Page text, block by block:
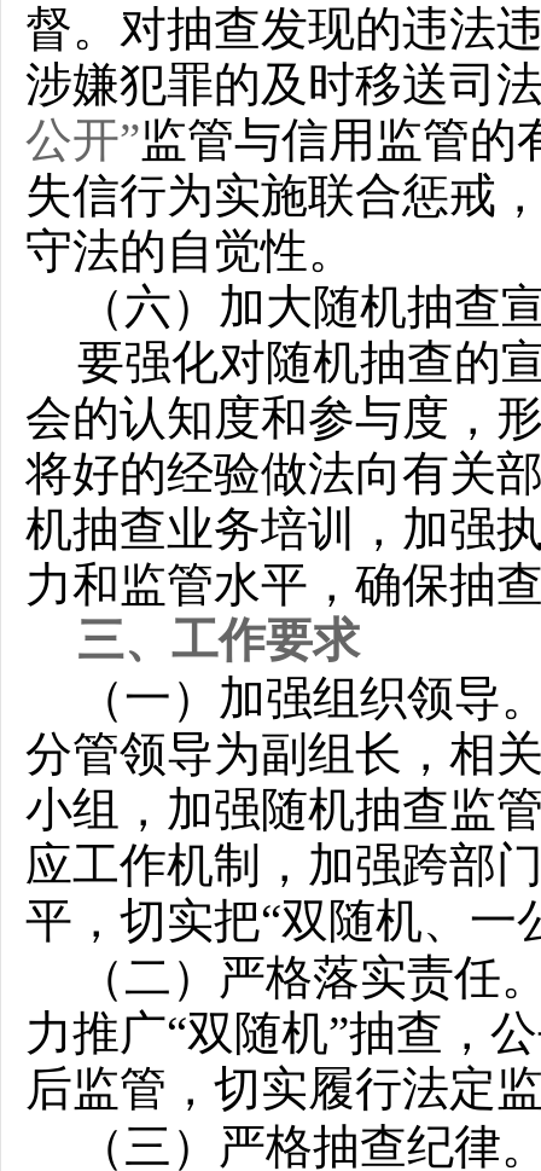
督。对抽查发现的违法
涉嫌犯罪的及时移送司
公开”监管与信用监管的
失信行为实施联合惩戒
守法的自觉性。
（六）加大随机抽查
要强化对随机抽查的
会的认知度和参与度，
将好的经验做法向有关
机抽查业务培训，加强
力和监管水平，确保抽
三、工作要求
（一）加强组织领导
分管领导为副组长，相
小组，加强随机抽查监
应工作机制，加强跨部
平，切实把“双随机、一
（二）严格落实责任
力推广“双随机”抽查，
后监管，切实履行法定
（三）严格抽查纪律